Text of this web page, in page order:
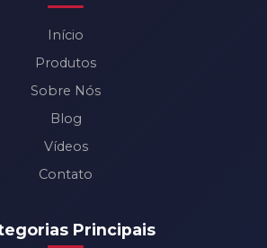
Início
Produtos
Sobre Nós
Blog
Vídeos
Contato
Principais